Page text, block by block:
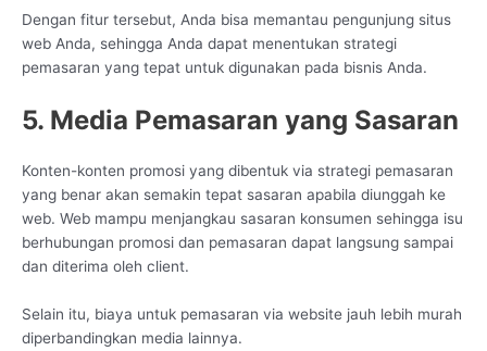
Dengan fitur tersebut, Anda bisa memantau pengunjung situs
web Anda, sehingga Anda dapat menentukan strategi
pemasaran yang tepat untuk digunakan pada bisnis Anda.
5. Media Pemasaran yang Sasaran
Konten-konten promosi yang dibentuk via strategi pemasaran
yang benar akan semakin tepat sasaran apabila diunggah ke
web. Web mampu menjangkau sasaran konsumen sehingga isu
berhubungan promosi dan pemasaran dapat langsung sampai
dan diterima oleh client.
Selain itu, biaya untuk pemasaran via website jauh lebih murah
diperbandingkan media lainnya.